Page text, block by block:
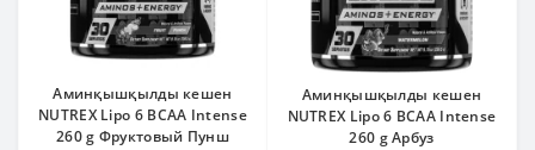
Аминқышқылды кешен
NUTREX Lipo 6 BCAA Intense
260 g Фруктовый Пунш
Аминқышқылды кешен
NUTREX Lipo 6 BCAA Intense
260 g Арбуз